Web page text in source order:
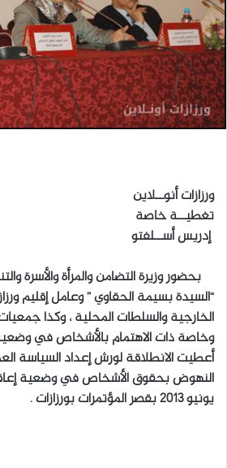
ا
إ
ل
ك
ت
ر
و
ورزازات أنوــلاين
تغطيــة خاصة
إدريس أســلفتو
بحضور وزيرة التضامن والمرأة والأسرة
“السيدة بسيمة الحقاوي ” وعامل إقليم
الخارجية والسلطات المحلية ، وكذا
وخاصة ذات الاهتمام بالأشخاص في وضعية
أعطيت الانطلاقة لورش إعداد السياسة
يونيو 2013 بقصر المؤتمرات بورزازات .